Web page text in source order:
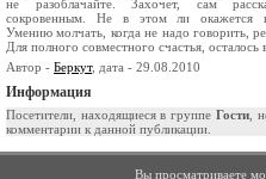
не разоблачайте. Захочет, сам
сокровенным. Не в этом ли окажется
Умению молчать, когда не надо говорить,
Для полного совместного счастья, осталось
Автор - Беркут, дата - 29.08.2010
Информация
Посетители, находящиеся в группе Гости,
комментарии к данной публикации.
Вы просматриваете